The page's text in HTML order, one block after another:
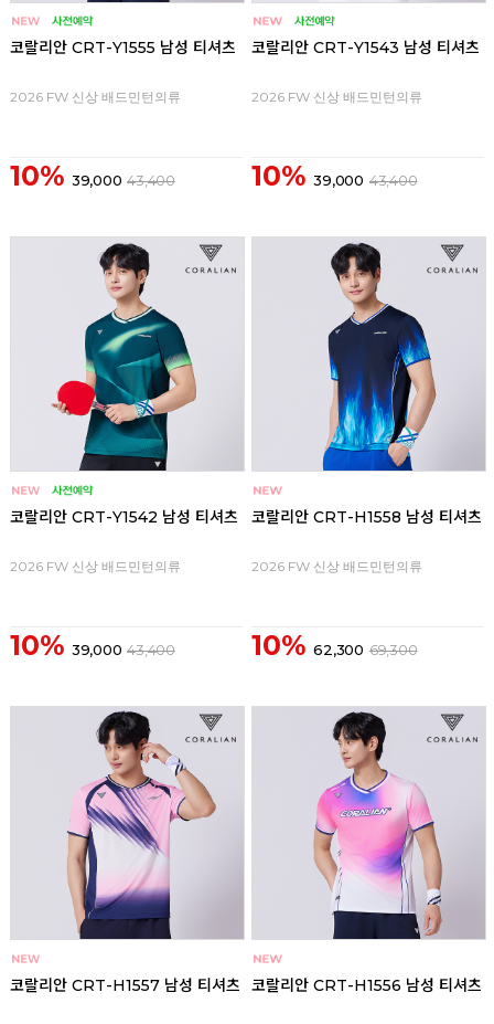
코랄리안 CRT-Y1555 남성 티셔츠
2026 FW 신상 배드민턴의류
10% 39,000 43,400
코랄리안 CRT-Y1543 남성 티셔츠
2026 FW 신상 배드민턴의류
10% 39,000 43,400
코랄리안 CRT-Y1542 남성 티셔츠
2026 FW 신상 배드민턴의류
10% 39,000 43,400
코랄리안 CRT-H1558 남성 티셔츠
2026 FW 신상 배드민턴의류
10% 62,300 69,300
코랄리안 CRT-H1557 남성 티셔츠 코랄리안 CRT-H1556 남성 티셔츠